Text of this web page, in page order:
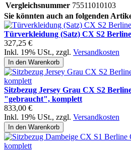
Vergleichsnummer 75511010103
Sie könnten auch an folgenden
Türverkleidung (Satz) CX S2
327,25 €
Inkl. 19% USt., zzgl. Versandkosten
In den Warenkorb
Sitzbezug Jersey Grau CX S2
"gebraucht", komplett
833,00 €
Inkl. 19% USt., zzgl. Versandkosten
In den Warenkorb